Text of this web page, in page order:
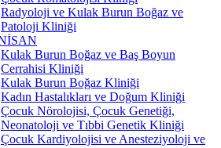
Radyoloji ve Kulak Burun Boğaz ve
Patoloji Kliniği
Kulak Burun Boğaz ve Baş Boyun
Cerrahisi Kliniği
Kulak Burun Boğaz Kliniği
Kadın Hastalıkları ve Doğum Kliniği
Çocuk Nörolojisi, Çocuk Genetiği,
Neonatoloji ve Tıbbi Genetik Kliniği
Çocuk Kardiyolojisi ve Anesteziyoloji ve